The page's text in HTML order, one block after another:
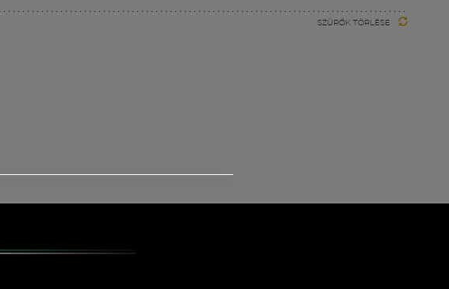
SZŰRŐK TÖRLÉSE